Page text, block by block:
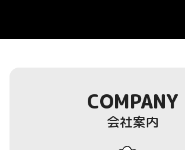
COMPANY
会社案内